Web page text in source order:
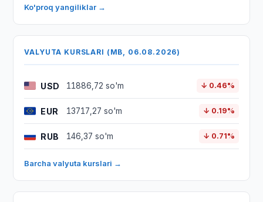
Ko'proq yangiliklar →
VALYUTA KURSLARI (MB, 06.08.2026)
USD 11886,72 so'm ↓ 0.46%
EUR 13717,27 so'm ↓ 0.19%
RUB 146,37 so'm ↓ 0.71%
Barcha valyuta kurslari →